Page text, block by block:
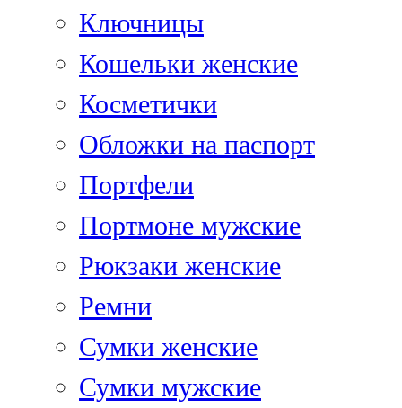
Ключницы
Кошельки женские
Косметички
Обложки на паспорт
Портфели
Портмоне мужские
Рюкзаки женские
Ремни
Сумки женские
Сумки мужские